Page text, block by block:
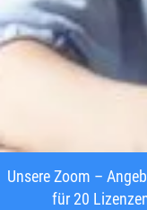
Unsere Zoom –
für 20